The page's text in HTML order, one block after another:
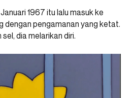
1967 itu lalu masuk ke
dengan pengamanan yang ketat.
dia melarikan diri.